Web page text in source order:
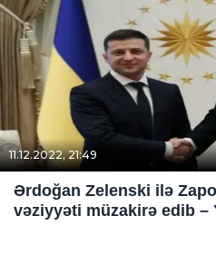
11.12.2022, 21:49
Ərdoğan Zelenski ilə
vəziyyəti müzakirə edib –